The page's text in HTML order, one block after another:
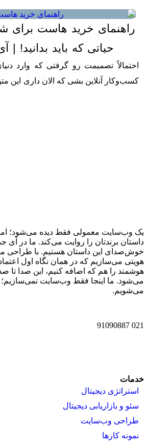
23
ژوئن
2026
حیاتی که باید بدانید! |
احتمالاً تصمیمت رو گرفتی که وارد
کسب‌وکار آنلاین بشی که الان داری این
وب‌سایت معمولی فقط دیده می‌شود؛
برندتان را روایت می‌کند. ما در آی‌
این داستان هستیم. با طراحی
می‌سازیم که در همان نگاه اول
را هم که اضافه کنیم، این صدا تا صدر
ما اینجا فقط وب‌سایت نمی‌سازیم؛
021
استراتژی دیجیتال
سئو و بازاریابی دیجیتال
طراحی وب‌سایت
نمونه کارها